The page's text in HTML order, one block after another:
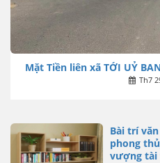
Mặt Tiền liên xã TỚI UỶ
Th7
Bài trí
phong
vượng tài